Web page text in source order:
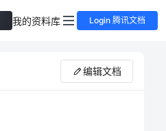
我的资料库 Login 腾讯文档
编辑文档